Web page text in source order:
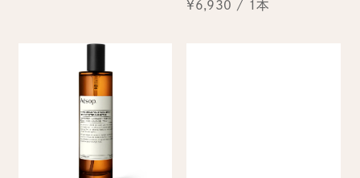
¥6,930 / 1本